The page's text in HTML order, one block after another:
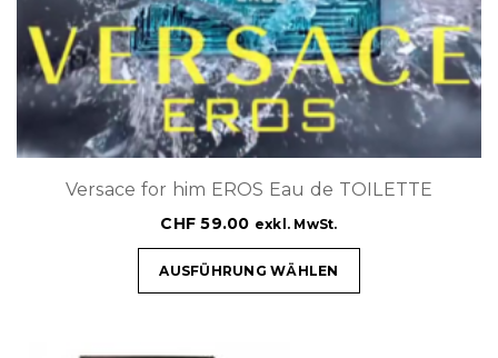
Versace for him EROS Eau de TOILETTE
CHF 59.00 exkl. MwSt.
AUSFÜHRUNG WÄHLEN